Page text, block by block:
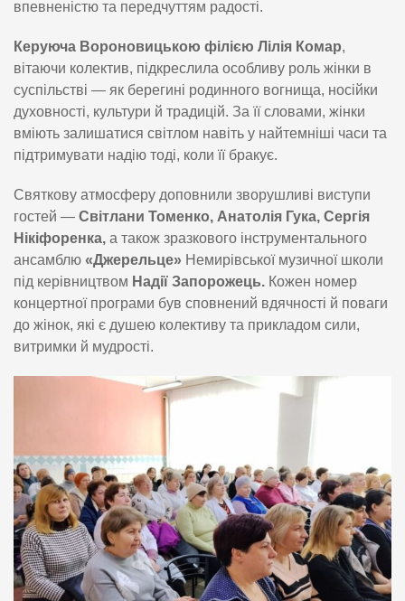
впевненістю та передчуттям радості.
Керуюча Вороновицькою філією Лілія Комар,
вітаючи колектив, підкреслила особливу роль жінки в
суспільстві — як берегині родинного вогнища, носійки
духовності, культури й традицій. За її словами, жінки
вміють залишатися світлом навіть у найтемніші часи та
підтримувати надію тоді, коли її бракує.
Святкову атмосферу доповнили зворушливі виступи
гостей — Світлани Томенко, Анатолія Гука, Сергія
Нікіфоренка, а також зразкового інструментального
ансамблю «Джерельце» Немирівської музичної школи
під керівництвом Надії Запорожець. Кожен номер
концертної програми був сповнений вдячності й поваги
до жінок, які є душею колективу та прикладом сили,
витримки й мудрості.